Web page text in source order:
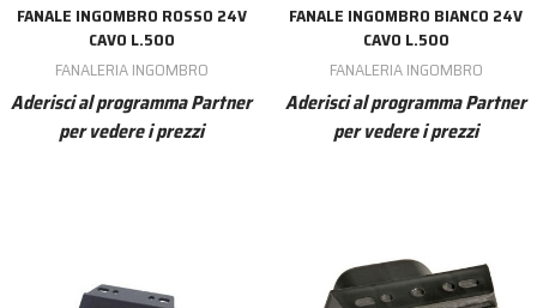
FANALE INGOMBRO ROSSO 24V
CAVO L.500
FANALERIA INGOMBRO
Aderisci al programma Partner
per vedere i prezzi
FANALE INGOMBRO BIANCO 24V
CAVO L.500
FANALERIA INGOMBRO
Aderisci al programma Partner
per vedere i prezzi